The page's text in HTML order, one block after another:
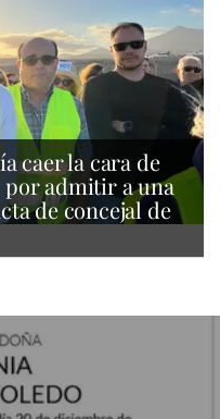
caer la cara de
por admitir a una
de concejal de